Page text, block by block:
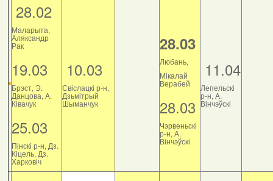
28.02
Маларыта,
Аляксандр
Рак
19.03
Брэст, Э.
Данцова, А.
Ківачук
25.03
Пінскі р-н, Дз.
Кіцель, Дз.
Харковіч
10.03
Свіслацкі р-н,
Дзьмітрый
Шыманчук
28.03
Любань,
Мікалай
Верабей
28.03
Чэрвеньскі
р-н, А.
Вінчэўскі
11.04
Лепельскі
р-н, А.
Вінчэўскі